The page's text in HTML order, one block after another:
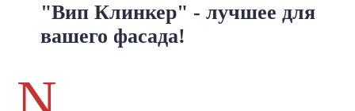
"Вип Клинкер" - лучшее для
вашего фасада!